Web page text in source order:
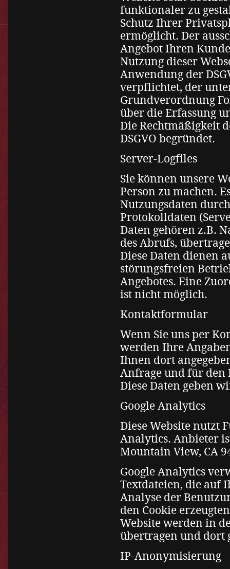
funktionaler zu
Schutz Ihrer
ermöglicht. Der
Angebot Ihren
Nutzung dieser
Anwendung der
verpflichtet, der
Grundverordnung
über die Erfassung
Die Rechtmäßigkeit
DSGVO begründet.
Server-Logfiles
Sie können unsere
Person zu machen.
Nutzungsdaten
Protokolldaten
Daten gehören z.B.
des Abrufs,
Diese Daten dienen
störungsfreien
Angebotes. Eine
ist nicht möglich.
Kontaktformular
Wenn Sie uns per
werden Ihre
Ihnen dort
Anfrage und für den
Diese Daten geben
Google Analytics
Diese Website nutzt
Analytics. Anbieter
Mountain View, CA
Google Analytics
Textdateien, die auf
Analyse der
den Cookie
Website werden in
übertragen und dort
IP-Anonymisierung